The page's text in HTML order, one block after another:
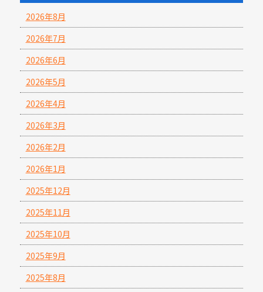
2026年8月
2026年7月
2026年6月
2026年5月
2026年4月
2026年3月
2026年2月
2026年1月
2025年12月
2025年11月
2025年10月
2025年9月
2025年8月